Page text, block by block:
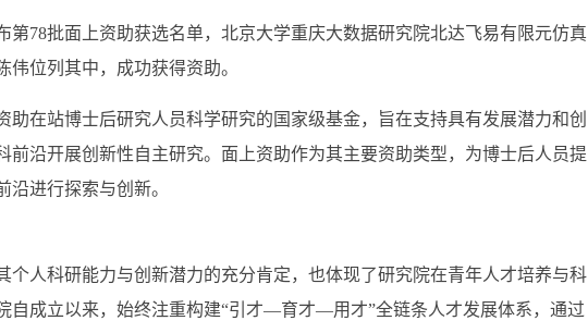
第78批面上资助获选名单，北京大学重庆大数据研究院北达飞易有限元仿真
位列其中，成功获得资助。
助在站博士后研究人员科学研究的国家级基金，旨在支持具有发展潜力和创
前沿开展创新性自主研究。面上资助作为其主要资助类型，为博士后人员提
进行探索与创新。
个人科研能力与创新潜力的充分肯定，也体现了研究院在青年人才培养与科
自成立以来，始终注重构建“引才—育才—用才”全链条人才发展体系，通过